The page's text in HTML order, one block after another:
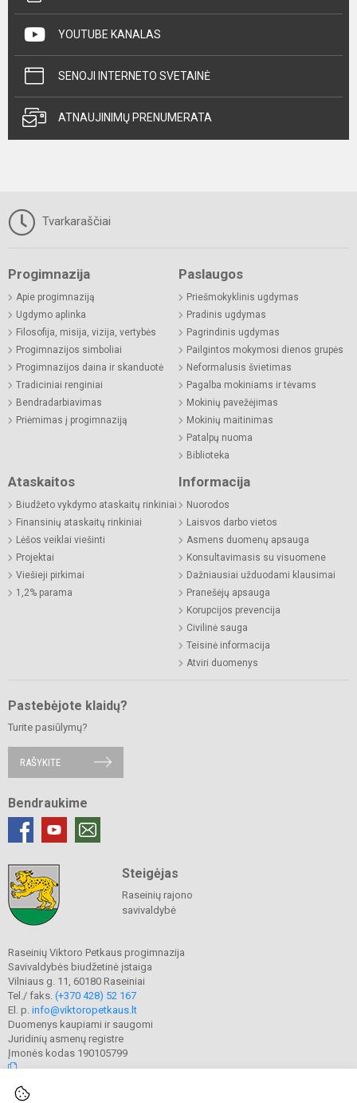
YOUTUBE KANALAS
SENOJI INTERNETO SVETAINĖ
ATNAUJINIMŲ PRENUMERATA
Tvarkaraščiai
Progimnazija
Apie progimnaziją
Ugdymo aplinka
Filosofija, misija, vizija, vertybės
Progimnazijos simboliai
Progimnazijos daina ir skanduotė
Tradiciniai renginiai
Bendradarbiavimas
Priėmimas į progimnaziją
Paslaugos
Priešmokyklinis ugdymas
Pradinis ugdymas
Pagrindinis ugdymas
Pailgintos mokymosi dienos grupės
Neformalusis švietimas
Pagalba mokiniams ir tėvams
Mokinių pavežėjimas
Mokinių maitinimas
Patalpų nuoma
Biblioteka
Ataskaitos
Biudžeto vykdymo ataskaitų rinkiniai
Finansinių ataskaitų rinkiniai
Lėšos veiklai viešinti
Projektai
Viešieji pirkimai
1,2% parama
Informacija
Nuorodos
Laisvos darbo vietos
Asmens duomenų apsauga
Konsultavimasis su visuomene
Dažniausiai užduodami klausimai
Pranešėjų apsauga
Korupcijos prevencija
Civilinė sauga
Teisinė informacija
Atviri duomenys
Pastebėjote klaidų?
Turite pasiūlymų?
RAŠYKITE
Bendraukime
Steigėjas
Raseinių rajono
savivaldybė
Raseinių Viktoro Petkaus progimnazija
Savivaldybės biudžetinė įstaiga
Vilniaus g. 11, 60180 Raseiniai
Tel./ faks. (+370 428) 52 167
El. p. info@viktoropetkaus.lt
Duomenys kaupiami ir saugomi
Juridinių asmenų registre
Įmonės kodas 190105799